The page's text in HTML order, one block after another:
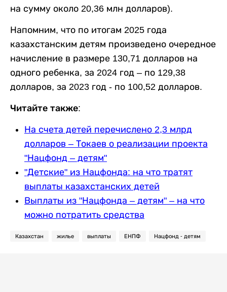
на сумму около 20,36 млн долларов).
Напомним, что по итогам 2025 года
казахстанским детям произведено очередное
начисление в размере 130,71 долларов на
одного ребенка, за 2024 год – по 129,38
долларов, за 2023 год - по 100,52 долларов.
Читайте также:
На счета детей перечислено 2,3 млрд
долларов – Токаев о реализации проекта
"Нацфонд – детям"
"Детские" из Нацфонда: на что тратят
выплаты казахстанских детей
Выплаты из "Нацфонда – детям" – на что
можно потратить средства
Казахстан жилье выплаты ЕНПФ Нацфонд - детям